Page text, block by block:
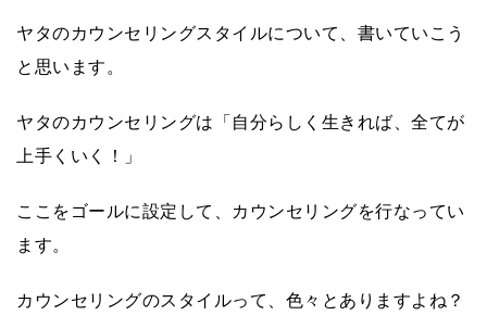
ヤタのカウンセリングスタイルについて、書いていこう
と思います。
ヤタのカウンセリングは「自分らしく生きれば、全てが
上手くいく！」
ここをゴールに設定して、カウンセリングを行なってい
ます。
カウンセリングのスタイルって、色々とありますよね？